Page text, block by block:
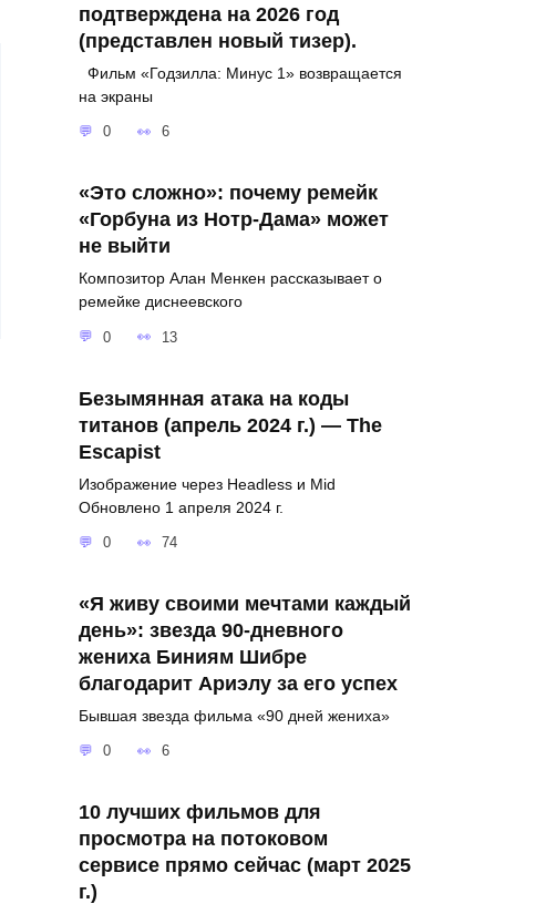
подтверждена на 2026 год
(представлен новый тизер).
Фильм «Годзилла: Минус 1» возвращается
на экраны
0 6
«Это сложно»: почему ремейк
«Горбуна из Нотр-Дама» может
не выйти
Композитор Алан Менкен рассказывает о
ремейке диснеевского
0 13
Безымянная атака на коды
титанов (апрель 2024 г.) — The
Escapist
Изображение через Headless и Mid
Обновлено 1 апреля 2024 г.
0 74
«Я живу своими мечтами каждый
день»: звезда 90-дневного
жениха Биниям Шибре
благодарит Ариэлу за его успех
Бывшая звезда фильма «90 дней жениха»
0 6
10 лучших фильмов для
просмотра на потоковом
сервисе прямо сейчас (март 2025
г.)